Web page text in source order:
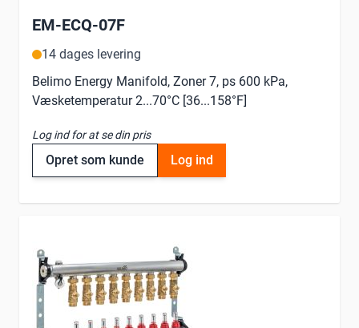
EM-ECQ-07F
14 dages levering
Belimo Energy Manifold, Zoner 7, ps 600 kPa,
Væsketemperatur 2...70°C [36...158°F]
Log ind for at se din pris
Opret som kunde Log ind